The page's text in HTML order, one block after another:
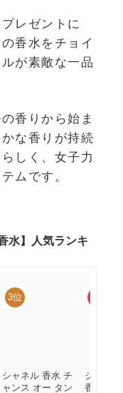
レゼントに
香水をチョイ
が素敵な一品
香りから始ま
な香りが持続
しく、女子力
ムです。